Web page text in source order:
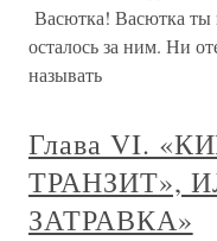
Васютка! Васютка ты
осталось за ним. Ни
называть
Глава VI.
ТРАНЗИТ»,
ЗАТРАВКА»